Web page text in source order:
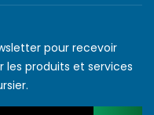
pour recevoir
produits et services